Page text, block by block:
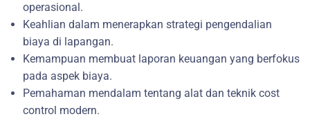
operasional.
Keahlian dalam menerapkan strategi pengendalian
biaya di lapangan.
Kemampuan membuat laporan keuangan yang berfokus
pada aspek biaya.
Pemahaman mendalam tentang alat dan teknik cost
control modern.